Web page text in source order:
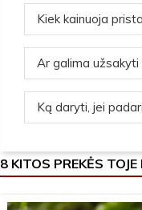
Kiek kainuoja
Ar galima užsakyti
Ką daryti, jei
8 KITOS PREKĖS TOJE